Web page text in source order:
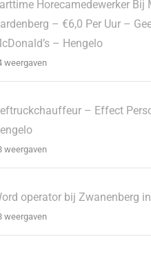
Horecamedewerker Bij
– €6,0 Per Uur –
– Hengelo
weergaven
– Effect
weergaven
operator bij Zwanenberg
weergaven